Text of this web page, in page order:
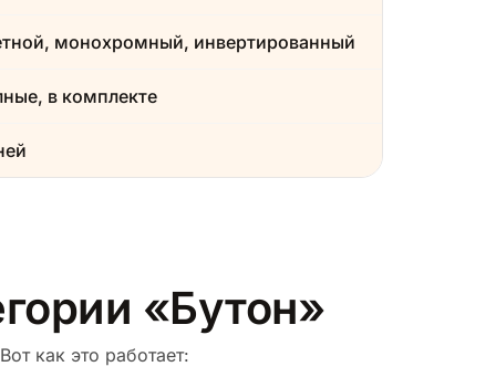
монохромный, инвертированный
в комплекте
«Бутон»
как это работает: